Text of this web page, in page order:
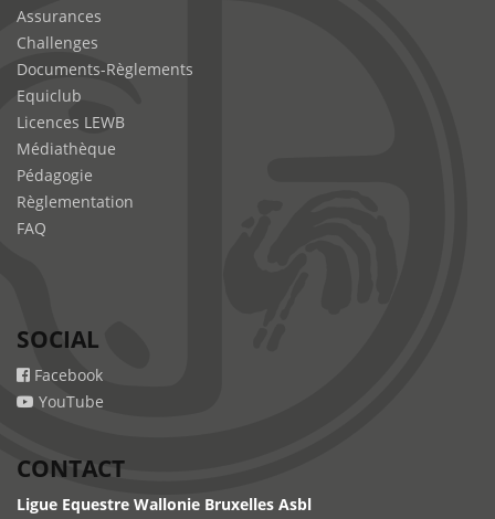
Assurances
Challenges
Documents-Règlements
Equiclub
Licences LEWB
Médiathèque
Pédagogie
Règlementation
FAQ
SOCIAL
Facebook
YouTube
CONTACT
Ligue Equestre Wallonie Bruxelles Asbl